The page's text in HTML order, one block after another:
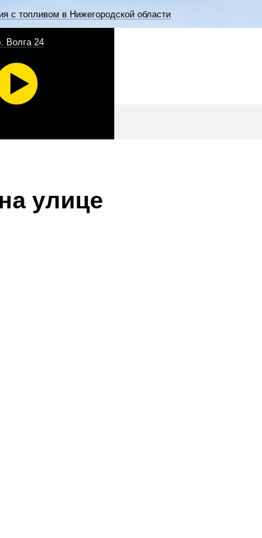
с топливом в Нижегородской области
Волга 24
улице